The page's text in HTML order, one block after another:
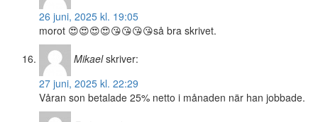
26 juni, 2025 kl. 19:05
morot 😍😍😍😍😘😘😘😘så bra skrivet.
Mikael skriver:
27 juni, 2025 kl. 22:29
Våran son betalade 25% netto i månaden när han jobbade.